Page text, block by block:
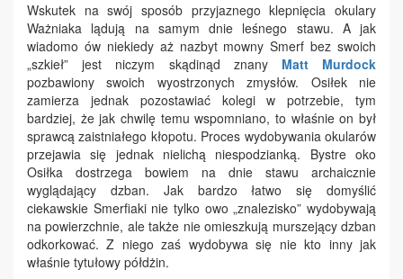
Wskutek na swój sposób przyjaznego klepnięcia okulary
Ważniaka lądują na samym dnie leśnego stawu. A jak
wiadomo ów niekiedy aż nazbyt mowny Smerf bez swoich
„szkieł” jest niczym skądinąd znany Matt Murdock
pozbawiony swoich wyostrzonych zmysłów. Osiłek nie
zamierza jednak pozostawiać kolegi w potrzebie, tym
bardziej, że jak chwilę temu wspomniano, to właśnie on był
sprawcą zaistniałego kłopotu. Proces wydobywania okularów
przejawia się jednak nielichą niespodzianką. Bystre oko
Osiłka dostrzega bowiem na dnie stawu archaicznie
wyglądający dzban. Jak bardzo łatwo się domyślić
ciekawskie Smerfiaki nie tylko owo „znalezisko” wydobywają
na powierzchnie, ale także nie omieszkują murszejący dzban
odkorkować. Z niego zaś wydobywa się nie kto inny jak
właśnie tytułowy półdżin.